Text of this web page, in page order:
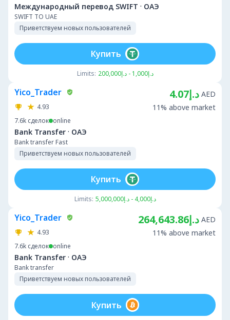
Международный перевод SWIFT · ОАЭ
SWIFT TO UAE
Приветствуем новых пользователей
Limits: د.إ1,000 - د.إ200,000
Купить
Yico_Trader
4.93
7.6k сделок online
Bank Transfer · ОАЭ
Bank transfer Fast
Приветствуем новых пользователей
د.إ4.07 AED
11% above market
Limits: د.إ4,000 - د.إ5,000,000
Купить
Yico_Trader
4.93
7.6k сделок online
Bank Transfer · ОАЭ
Bank transfer
Приветствуем новых пользователей
د.إ264,643.86 AED
11% above market
Купить